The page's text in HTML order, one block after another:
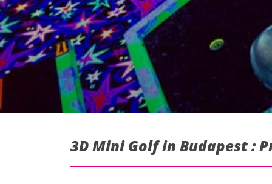
3D Mini Golf in Budapest :